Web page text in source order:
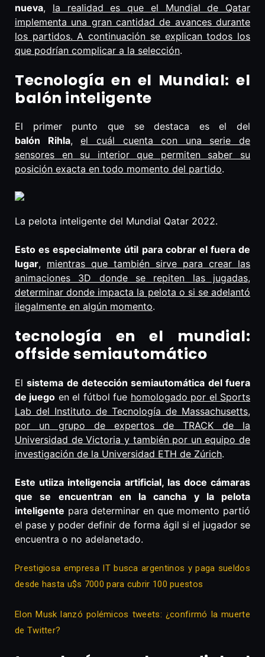
nueva, la realidad es que el Mundial de Qatar
implementa una gran cantidad de avances durante
los partidos. A continuación se explican todos los
que podrían complicar a la selección.
Tecnología en el Mundial: el
balón inteligente
El primer punto que se destaca es el del
balón Rihla,el cuál cuenta con una serie de
sensores en su interior que permiten saber su
posición exacta en todo momento del partido.
La pelota inteligente del Mundial Qatar 2022.
Esto es especialmente útil para cobrar el fuera de
lugar, mientras que también sirve para crear las
animaciones 3D donde se repiten las jugadas,
determinar donde impacta la pelota o si se adelantó
ilegalmente en algún momento.
tecnología en el mundial:
offside semiautomático
Elsistema de detección semiautomática del fuera
de juego en el fútbol fue homologado por el Sports
Lab del Instituto de Tecnología de Massachusetts,
por un grupo de expertos de TRACK de la
Universidad de Victoria y también por un equipo de
investigación de la Universidad ETH de Zúrich.
Este utiiza inteligencia artificial, las doce cámaras
que se encuentran en la cancha y la pelota
inteligente para determinar en que momento partió
el pase y poder definir de forma ágil si el jugador se
encuentra o no adelanetado.
Prestigiosa empresa IT busca argentinos y paga sueldos
desde hasta u$s 7000 para cubrir 100 puestos
Elon Musk lanzó polémicos tweets: ¿confirmó la muerte
de Twitter?